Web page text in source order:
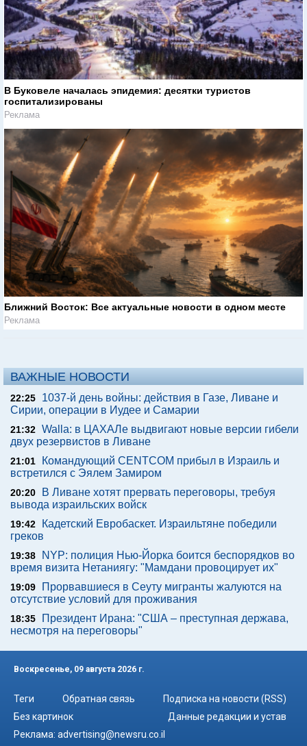
В Буковеле началась эпидемия: десятки туристов
госпитализированы
Реклама
Ближний Восток: Все актуальные новости в одном месте
Реклама
ВАЖНЫЕ НОВОСТИ
22:25
1037-й день войны: действия в Газе, Ливане и
Сирии, операции в Иудее и Самарии
21:32 Walla: в ЦАХАЛе выдвигают новые версии гибели
двух резервистов в Ливане
21:01
Командующий CENTCOM прибыл в Израиль и
встретился с Эялем Замиром
20:20
В Ливане хотят прервать переговоры, требуя
вывода израильских войск
19:42
Кадетский Евробаскет. Израильтяне победили
греков
19:38
NYP: полиция Нью-Йорка боится беспорядков во
время визита Нетаниягу: "Мамдани провоцирует их"
19:09
Прорвавшиеся в Сеуту мигранты жалуются на
отсутствие условий для проживания
18:35
Президент Ирана: "США – преступная держава,
несмотря на переговоры"
Воскресенье, 09 августа 2026 г.
Теги Обратная связь
Подписка на новости (RSS)
Без картинок
Данные редакции и устав
Реклама: advertising@newsru.co.il